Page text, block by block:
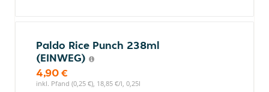
Paldo Rice Punch 238ml
(EINWEG)
4,90 €
inkl. Pfand (0,25 €), 18,85 €/l, 0,25l